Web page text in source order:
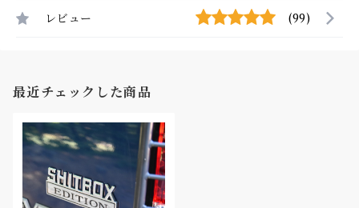
レビュー (99)
最近チェックした商品